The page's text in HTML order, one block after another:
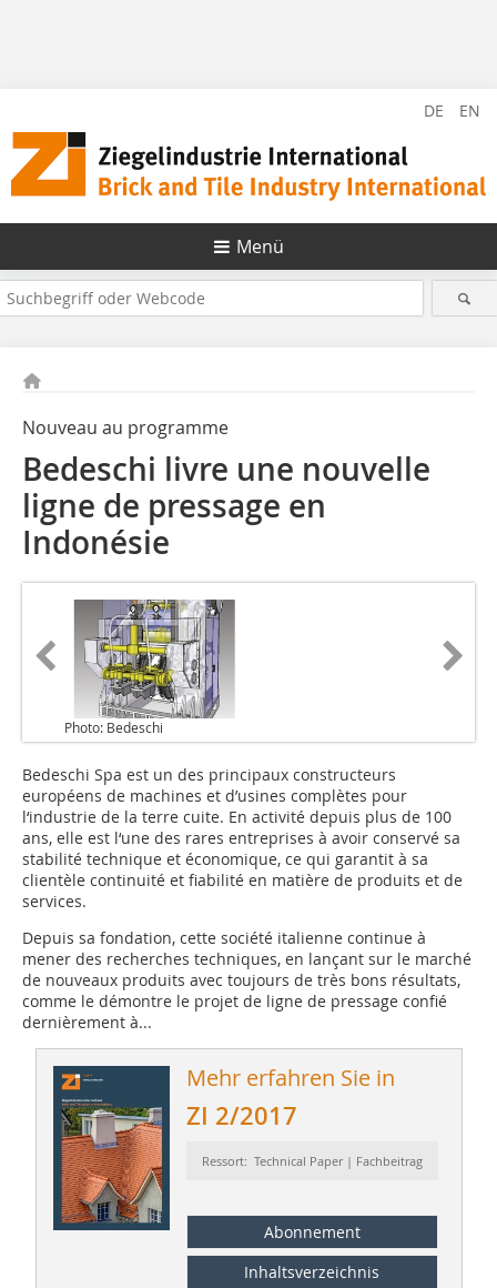
DE EN
Menü
Nouveau au programme
Bedeschi livre une nouvelle
ligne de pressage en
Indonésie
Photo: Bedeschi
Bedeschi Spa est un des principaux constructeurs
européens de machines et d’usines complètes pour
l‘industrie de la terre cuite. En activité depuis plus de 100
ans, elle est l‘une des rares entreprises à avoir conservé sa
stabilité technique et économique, ce qui garantit à sa
clientèle continuité et fiabilité en matière de produits et de
services.
Depuis sa fondation, cette société italienne continue à
mener des recherches techniques, en lançant sur le marché
de nouveaux produits avec toujours de très bons résultats,
comme le démontre le projet de ligne de pressage confié
dernièrement à...
Mehr erfahren Sie in
ZI 2/2017
Ressort: Technical Paper | Fachbeitrag
Abonnement
Inhaltsverzeichnis